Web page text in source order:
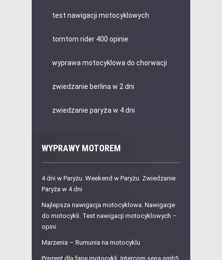
test nawigacji motocyklowych
tomtom rider 400 opinie
wyprawa motocyklowa do chorwacji
zwiedzanie berlina w 2 dni
zwiedzanie paryża w 4 dni
WYPRAWY MOTOREM
4 dni w Paryżu. Weekend w Paryżu. Zwiedzanie
Paryża w 4 dni
Najlepsza nawigacja motocyklowa. Nawigacje
do motocykli. Test nawigacji motocyklowych –
opini
Marzenia – Rumunia na motocyklu
Prezent dla fana motocykli. Intercom sena smh5